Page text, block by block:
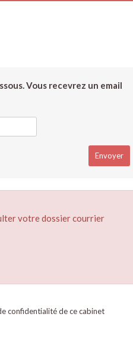
Vous recevrez un email
votre dossier courrier
confidentialité de ce cabinet